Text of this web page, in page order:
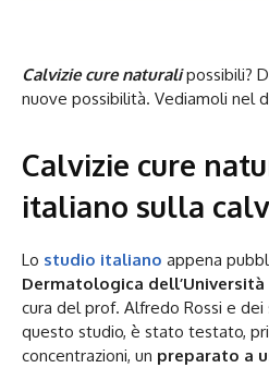
Calvizie cure naturalipossibili?
nuove possibilità. Vediamoli nel
Calvizie cure
italiano sulla
Lo studio italiano appena
Dermatologica dell’Università
cura del prof. Alfredo Rossi e
questo studio, è stato testato,
concentrazioni, un preparato a